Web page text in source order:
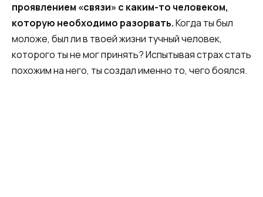
проявлением «связи» с каким-то человеком,
которую необходимо разорвать.Когда ты был
моложе, был ли в твоей жизни тучный человек,
которого ты не мог принять? Испытывая страх стать
похожим на него, ты создал именно то, чего боялся.